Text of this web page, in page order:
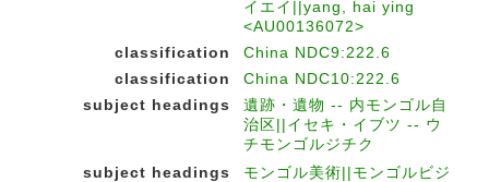
イエイ||yang, hai ying
<AU00136072>
classification
China NDC9:222.6
classification
China NDC10:222.6
subject headings
遺跡・遺物 -- 内モンゴル自
治区||イセキ・イブツ -- ウ
チモンゴルジチク
subject headings
モンゴル美術||モンゴルビジ